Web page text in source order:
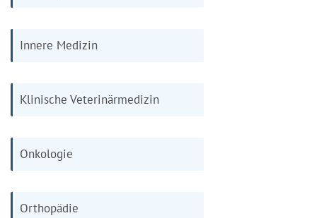
Innere Medizin
Klinische Veterinärmedizin
Onkologie
Orthopädie